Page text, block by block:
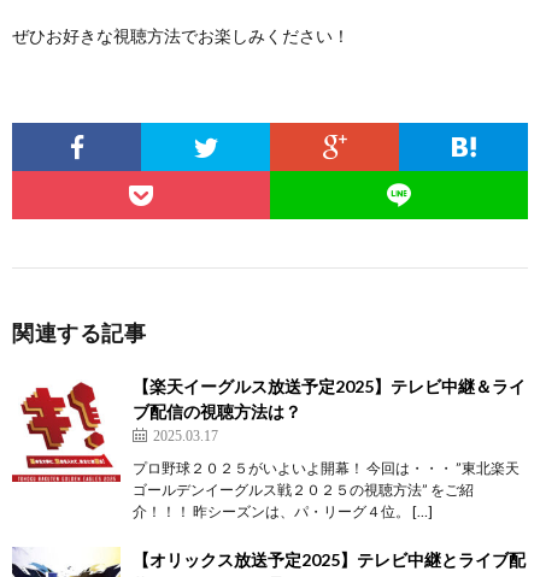
ぜひお好きな視聴方法でお楽しみください！
関連する記事
【楽天イーグルス放送予定2025】テレビ中継＆ライ
ブ配信の視聴方法は？
2025.03.17
プロ野球２０２５がいよいよ開幕！ 今回は・・・ ”東北楽天
ゴールデンイーグルス戦２０２５の視聴方法” をご紹
介！！！ 昨シーズンは、パ・リーグ４位。 […]
【オリックス放送予定2025】テレビ中継とライブ配